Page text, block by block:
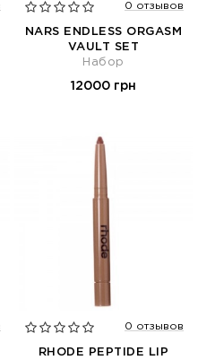
0 отзывов
NARS ENDLESS ORGASM
VAULT SET
Набор
12000 грн
0 отзывов
RHODE PEPTIDE LIP